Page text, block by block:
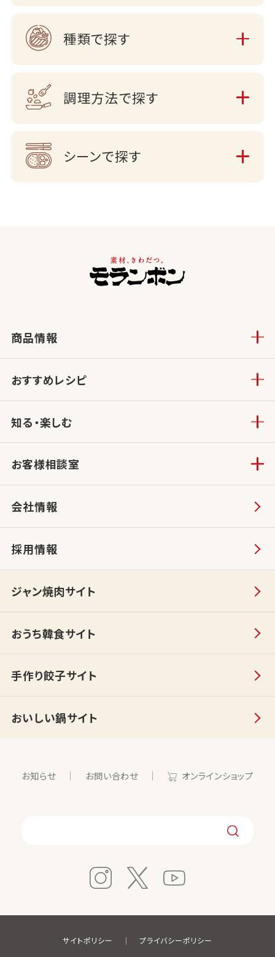
種類で探す
調理方法で探す
シーンで探す
商品情報
おすすめレシピ
知る・楽しむ
お客様相談室
会社情報
採用情報
ジャン焼肉サイト
おうち韓食サイト
手作り餃子サイト
おいしい鍋サイト
お知らせ お問い合わせ オンラインショップ
サイトポリシー
プライバシーポリシー